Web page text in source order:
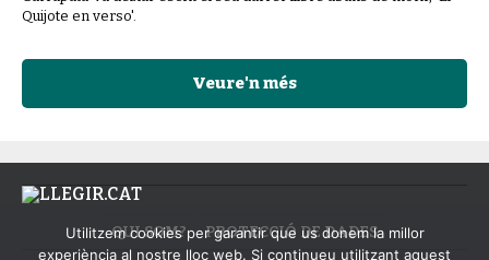
Quijote en verso'.
Veure'n més
QUI SOM? PROTECCIÓ DE DADES
Utilitzem cookies per garantir que us donem la millor
experiència al nostre lloc web. Si continueu utilitzant aquest